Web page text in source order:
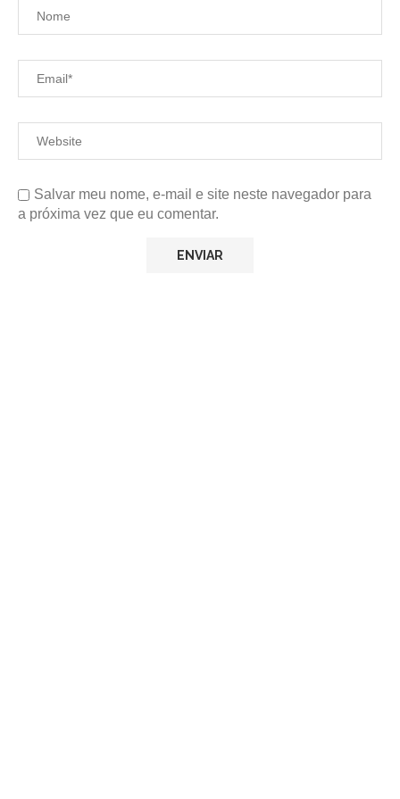
Salvar meu nome, e-mail e site neste navegador para
a próxima vez que eu comentar.